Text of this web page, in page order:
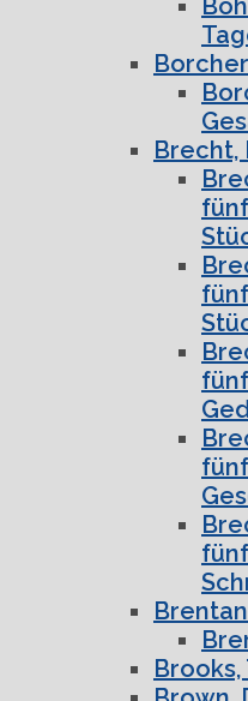
Brooks,